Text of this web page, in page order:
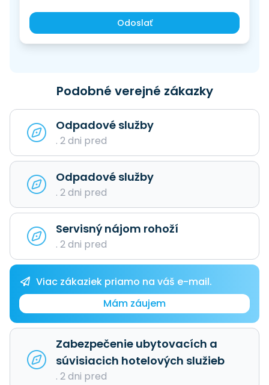
Odoslať
Podobné verejné zákazky
Odpadové služby
. 2 dni pred
Odpadové služby
. 2 dni pred
Servisný nájom rohoží
. 2 dni pred
Viac zákaziek priamo na váš e-mail.
Mám záujem
Zabezpečenie ubytovacích a
súvisiacich hotelových služieb
. 2 dni pred